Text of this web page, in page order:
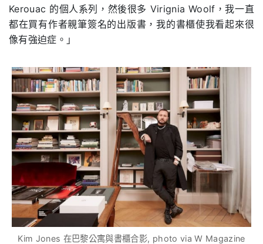
Kerouac 的個人系列，然後很多 Virignia Woolf ，我一直
都在買有作者親筆簽名的出版書，我的書櫃使我看起來很
像有強迫症。」
Kim Jones 在巴黎公寓與書櫃合影, photo via W Magazine